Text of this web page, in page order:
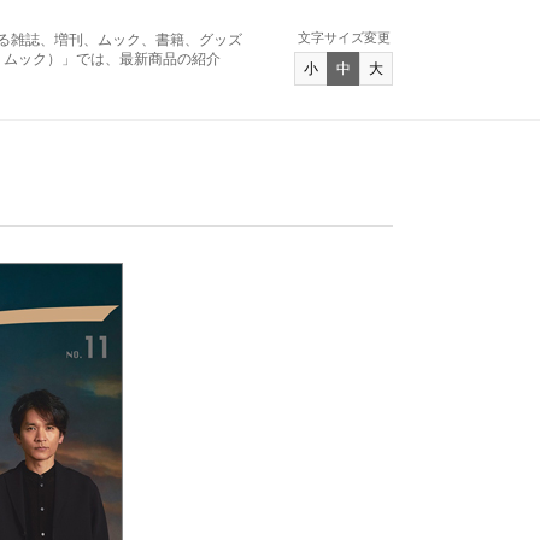
雑誌、増刊、ムック、書籍、グッズ
ック）」では、最新商品の紹介
文字サイズ変更
小 中 大